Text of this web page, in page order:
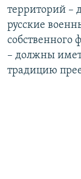
территорий –
русские
собственного
– должны
традицию